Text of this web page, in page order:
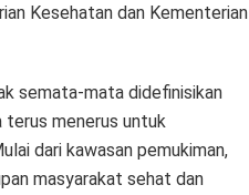
Kesehatan dan Kementerian
semata-mata didefinisikan
terus menerus untuk
dari kawasan pemukiman,
masyarakat sehat dan